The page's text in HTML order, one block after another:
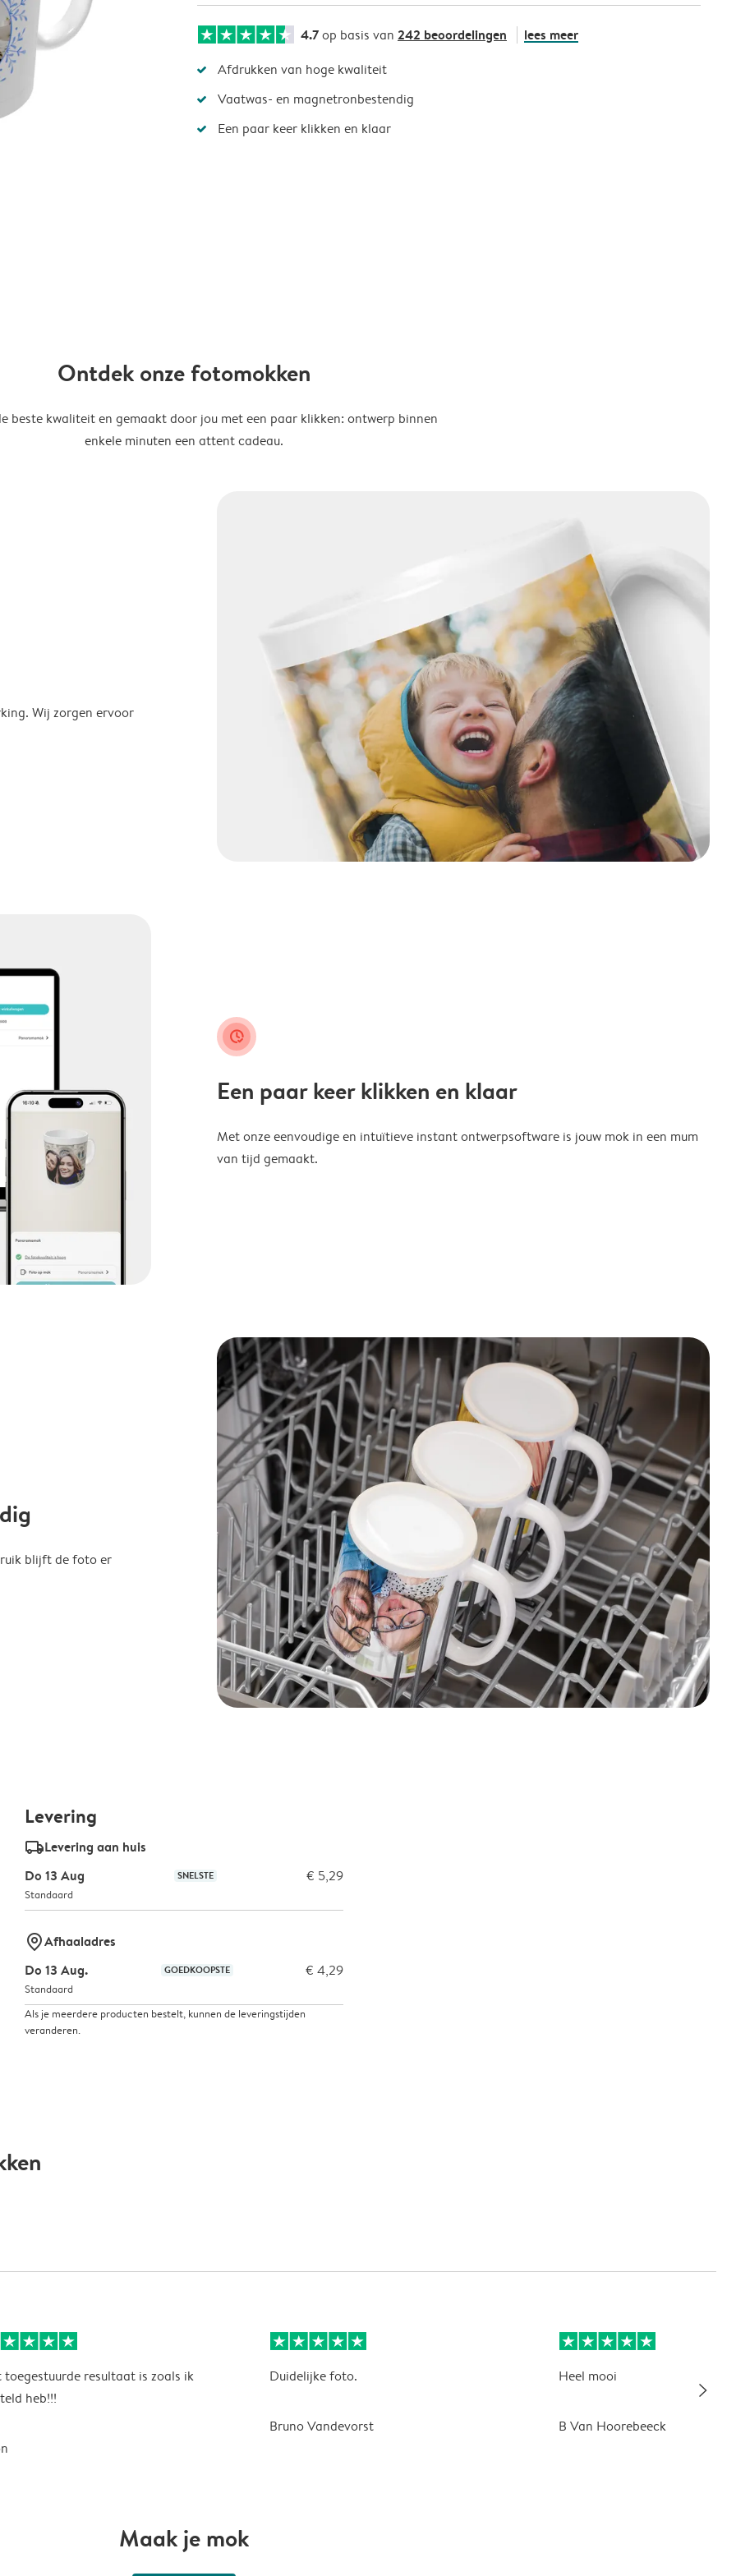
4.7op basis van 242 beoordelingen lees meer
Afdrukken van hoge kwaliteit
Vaatwas- en magnetronbestendig
Een paar keer klikken en klaar
Ontdek onze fotomokken
beste kwaliteit en gemaakt door jou met een paar klikken: ontwerp binnen
enkele minuten een attent cadeau.
Wij zorgen ervoor
clock_check
Een paar keer klikken en klaar
Met onze eenvoudige en intuïtieve instant ontwerpsoftware is jouw mok in een mum
van tijd gemaakt.
blijft de foto er
Levering
delivery_standard_v2Levering aan huis
Do 13 Aug
SNELSTE € 5,29
Standaard
marker-pinAfhaaladres
Do 13 Aug.
GOEDKOOPSTE € 4,29
Standaard
Als je meerdere producten bestelt, kunnen de leveringstijden
veranderen.
toegestuurde resultaat is zoals ik
heb!!!
Duidelijke foto.
Bruno Vandevorst
Heel mooi
B Van Hoorebeeck
slim_arrow_right
Maak je mok